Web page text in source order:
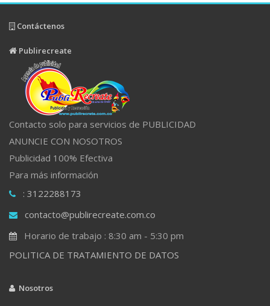
Contáctenos
Publirecreate
Contacto solo para servicios de PUBLICIDAD
ANUNCIE CON NOSOTROS
Publicidad 100% Efectiva
Para más información
: 3122288173
contacto@publirecreate.com.co
Horario de trabajo : 8:30 am - 5:30 pm
POLITICA DE TRATAMIENTO DE DATOS
Nosotros